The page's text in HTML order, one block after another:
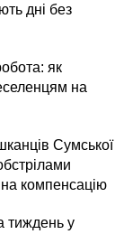
дні без
як
на
Сумської
компенсацію
тиждень у